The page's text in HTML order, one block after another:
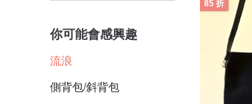
你可能會感興趣
流浪
側背包/斜背包
85 折